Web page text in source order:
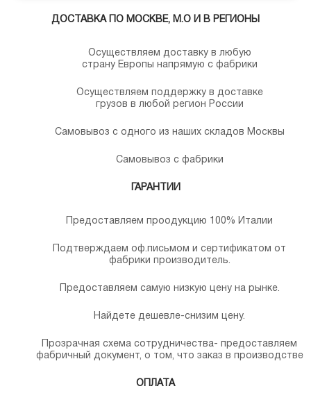
ДОСТАВКА ПО МОСКВЕ, М.О И В РЕГИОНЫ
Осуществляем доставку в любую
страну Европы напрямую с фабрики
Осуществляем поддержку в доставке
грузов в любой регион России
Самовывоз с одного из наших складов Москвы
Самовывоз с фабрики
ГАРАНТИИ
Предоставляем проодукцию 100% Италии
Подтверждаем оф.письмом и сертификатом от
фабрики производитель.
Предоставляем самую низкую цену на рынке.
Найдете дешевле-снизим цену.
Прозрачная схема сотрудничества- предоставляем
фабричный документ, о том, что заказ в производстве
ОПЛАТА